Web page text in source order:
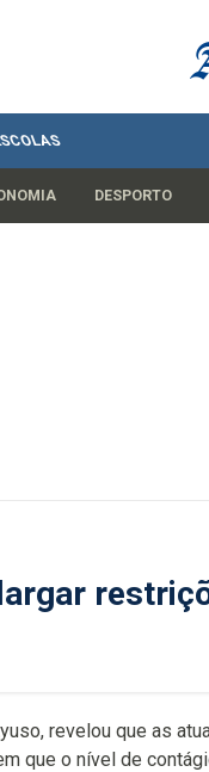
DESPORTO
revelou que as
que o nível de